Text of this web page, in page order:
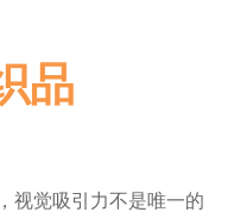
品
视觉吸引力不是唯一的